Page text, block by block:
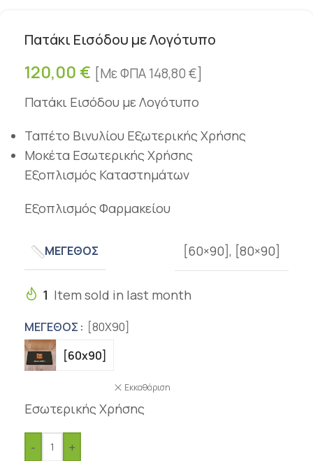
Πατάκι Εισόδου με Λογότυπο
120,00 € [Με ΦΠΑ148,80€]
Πατάκι Εισόδου με Λογότυπο
Ταπέτo Βινυλίου Εξωτερικής Χρήσης
Μοκέτα Εσωτερικής Χρήσης
Εξοπλισμός Καταστημάτων
Εξοπλισμός Φαρμακείου
ΜΈΓΕΘΟΣ [60×90], [80×90]
1 Item sold in last month
ΜΈΓΕΘΟΣ
[80X90]
[60x90]
Εκκαθάριση
Εσωτερικής Χρήσης
- +